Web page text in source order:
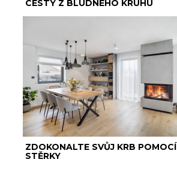
CESTY Z BLUDNÉHO KRUHU
ZDOKONALTE SVŮJ KRB POMOCÍ
STĚRKY